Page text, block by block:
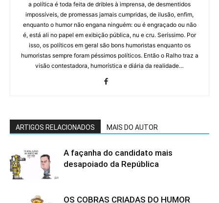
a política é toda feita de dribles à imprensa, de desmentidos
impossíveis, de promessas jamais cumpridas, de ilusão, enfim,
enquanto o humor não engana ninguém: ou é engraçado ou não
é, está ali no papel em exibição pública, nu e cru. Seríssimo. Por
isso, os políticos em geral são bons humoristas enquanto os
humoristas sempre foram péssimos políticos. Então o Ralho traz a
visão contestadora, humorística e diária da realidade…
ARTIGOS RELACIONADOS MAIS DO AUTOR
A façanha do candidato mais
desapoiado da República
OS COBRAS CRIADAS DO HUMOR